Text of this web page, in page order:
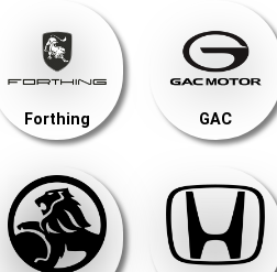
Forthing GAC